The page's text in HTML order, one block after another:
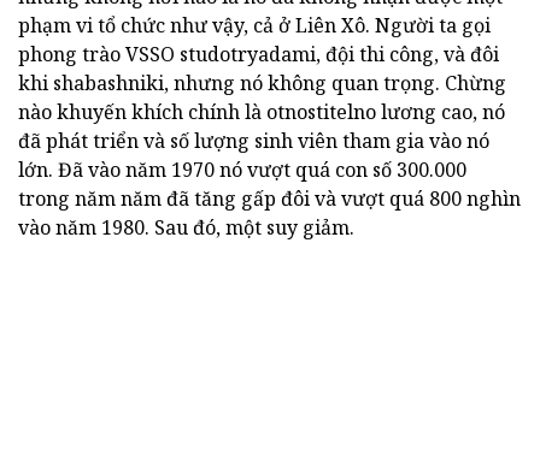
phạm vi tổ chức như vậy, cả ở Liên Xô. Người ta gọi
phong trào VSSO studotryadami, đội thi công, và đôi
khi shabashniki, nhưng nó không quan trọng. Chừng
nào khuyến khích chính là otnostitelno lương cao, nó
đã phát triển và số lượng sinh viên tham gia vào nó
lớn. Đã vào năm 1970 nó vượt quá con số 300.000
trong năm năm đã tăng gấp đôi và vượt quá 800 nghìn
vào năm 1980. Sau đó, một suy giảm.